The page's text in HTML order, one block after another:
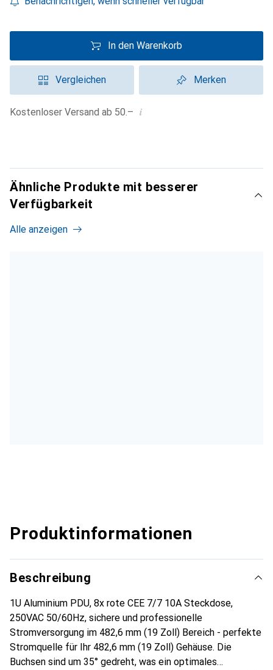
In den Warenkorb
Vergleichen Merken
Kostenloser Versand ab 50.– i
Ähnliche Produkte mit besserer
Verfügbarkeit
Alle anzeigen
Produktinformationen
Beschreibung
1U Aluminium PDU, 8x rote CEE 7/7 10A Steckdose,
250VAC 50/60Hz, sichere und professionelle
Stromversorgung im 482,6 mm (19 Zoll) Bereich - perfekte
Stromquelle für Ihr 482,6 mm (19 Zoll) Gehäuse. Die
Buchsen sind um 35° gedreht, was ein optimales